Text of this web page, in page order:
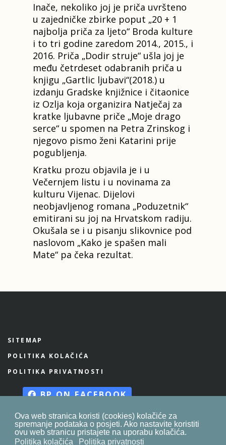
Ova web stranica koristi (cookies) kolačiće za
spremanje podataka o posjeti. Ako nastavite koristiti
ovu web stranicu pristajete na uporabu kolačića.
Politika kolačića
Politika privatnosti
Inače, nekoliko joj je priča uvršteno
u zajedničke zbirke poput „20 + 1
najbolja priča za ljeto“ Broda kulture
i to tri godine zaredom 2014., 2015., i
2016. Priča „Dodir struje“ ušla joj je
među četrdeset odabranih priča u
knjigu „Gartlic ljubavi“(2018.) u
izdanju Gradske knjižnice i čitaonice
iz Ozlja koja organizira Natječaj za
kratke ljubavne priče „Moje drago
serce“ u spomen na Petra Zrinskog i
njegovo pismo ženi Katarini prije
pogubljenja.
Kratku prozu objavila je i u
Večernjem listu i u novinama za
kulturu Vijenac. Dijelovi
neobjavljenog romana „Poduzetnik“
emitirani su joj na Hrvatskom radiju.
Okušala se i u pisanju slikovnice pod
naslovom „Kako je spašen mali
Mate“ pa čeka rezultat.
SITEMAP
POLITIKA KOLAČIĆA
POLITIKA PRIVATNOSTI
BP ON FACEBOOK
© 2023. byznaor.com